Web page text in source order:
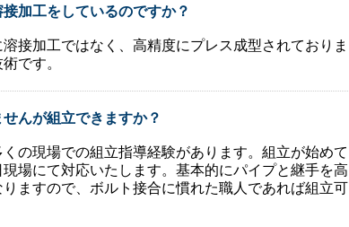
加工をしているのですか？
接加工ではなく、高精度にプレス成型されておりま
です。
んが組立できますか？
の現場での組立指導経験があります。組立が始めて
場にて対応いたします。基本的にパイプと継手を高
ますので、ボルト接合に慣れた職人であれば組立可